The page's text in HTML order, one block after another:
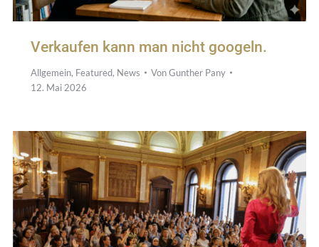
Verkaufen kann man nicht googeln.
Allgemein, Featured, News VonGunther Pany
12. Mai 2026